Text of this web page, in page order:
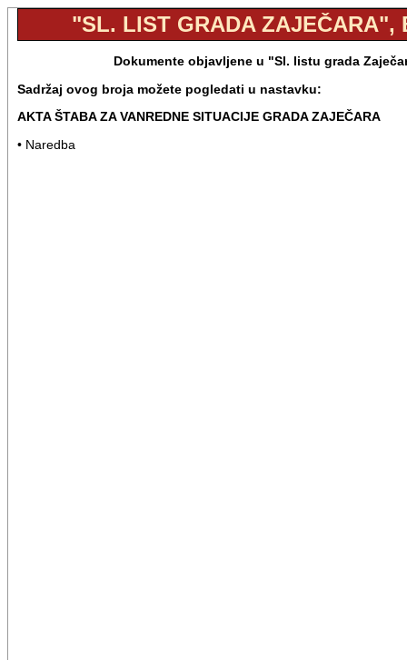
"SL. LIST GRADA ZAJEČARA",
Dokumente objavljene u "Sl. listu grada
Sadržaj ovog broja možete pogledati u nastavku:
AKTA ŠTABA ZA VANREDNE SITUACIJE GRADA ZAJEČARA
• Naredba